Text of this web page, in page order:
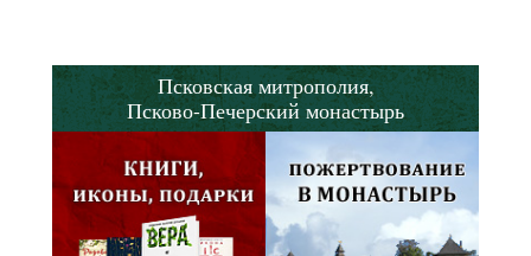
Псковская митрополия,
Псково-Печерский монастырь